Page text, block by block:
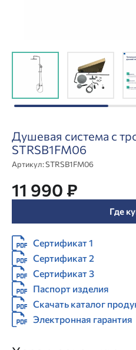
Душевая система с
STRSB1FM06
Артикул:STRSB1FM06
11 990 ₽
Где
Сертификат 1
Сертификат 2
Сертификат 3
Паспорт изделия
Скачать каталог
Электронная гарантия